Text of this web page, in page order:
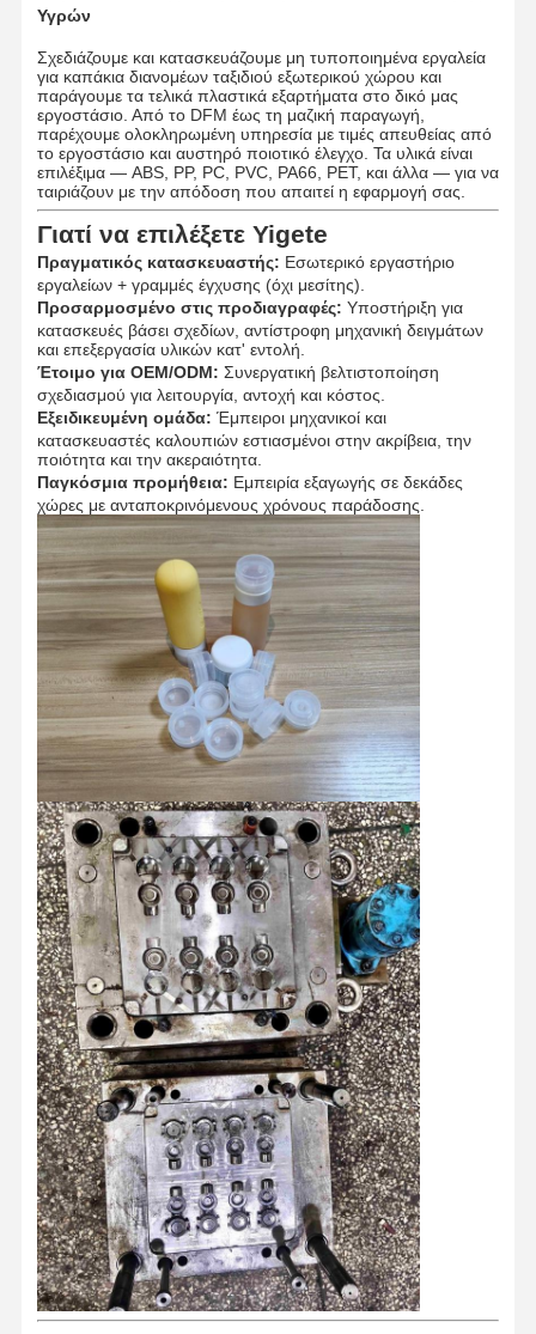
Αρχική
Σελίδα
Προϊόντα
Σχετικά Με
Εμάς
Γύρος
Εργοστασίων
Ποιοτικός
Έλεγχος
Επαφή Νέα
Όλες Οι
Περιπτώσεις
Συνομιλία
Τώρα
Καλούπι Πλαστικής Έγχυσης
Σκηνοθέτης οικιακής συσκευής
Ιατρική φόρμα εγχύσεων
Οικιακή Μούχλα
Υγρών
Σχεδιάζουμε και κατασκευάζουμε μη τυποποιημένα εργαλεία
για καπάκια διανομέων ταξιδιού εξωτερικού χώρου και
παράγουμε τα τελικά πλαστικά εξαρτήματα στο δικό μας
εργοστάσιο. Από το DFM έως τη μαζική παραγωγή,
παρέχουμε ολοκληρωμένη υπηρεσία με τιμές απευθείας από
το εργοστάσιο και αυστηρό ποιοτικό έλεγχο. Τα υλικά είναι
επιλέξιμα — ABS, PP, PC, PVC, PA66, PET, και άλλα — για να
ταιριάζουν με την απόδοση που απαιτεί η εφαρμογή σας.
Γιατί να επιλέξετε Yigete
Πραγματικός κατασκευαστής: Εσωτερικό εργαστήριο
εργαλείων + γραμμές έγχυσης (όχι μεσίτης).
Προσαρμοσμένο στις προδιαγραφές: Υποστήριξη για
κατασκευές βάσει σχεδίων, αντίστροφη μηχανική δειγμάτων
και επεξεργασία υλικών κατ' εντολή.
Έτοιμο για OEM/ODM: Συνεργατική βελτιστοποίηση
σχεδιασμού για λειτουργία, αντοχή και κόστος.
Εξειδικευμένη ομάδα: Έμπειροι μηχανικοί και
κατασκευαστές καλουπιών εστιασμένοι στην ακρίβεια, την
ποιότητα και την ακεραιότητα.
Παγκόσμια προμήθεια: Εμπειρία εξαγωγής σε δεκάδες
χώρες με ανταποκρινόμενους χρόνους παράδοσης.